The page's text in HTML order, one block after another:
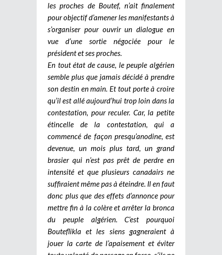
les proches de Boutef, n’ait finalement
pour objectif d’amener les manifestants à
s’organiser pour ouvrir un dialogue en
vue d’une sortie négociée pour le
président et ses proches.
En tout état de cause, le peuple algérien
semble plus que jamais décidé à prendre
son destin en main. Et tout porte à croire
qu’il est allé aujourd’hui trop loin dans la
contestation, pour reculer. Car, la petite
étincelle de la contestation, qui a
commencé de façon presqu’anodine, est
devenue, un mois plus tard, un grand
brasier qui n’est pas prêt de perdre en
intensité et que plusieurs canadairs ne
suffiraient même pas à éteindre. Il en faut
donc plus que des effets d’annonce pour
mettre fin à la colère et arrêter la bronca
du peuple algérien. C’est pourquoi
Bouteflikla et les siens gagneraient à
jouer la carte de l’apaisement et éviter